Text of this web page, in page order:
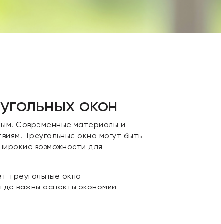
окон
Современные материалы и
Треугольные окна могут быть
возможности для
треугольные окна
важны аспекты экономии